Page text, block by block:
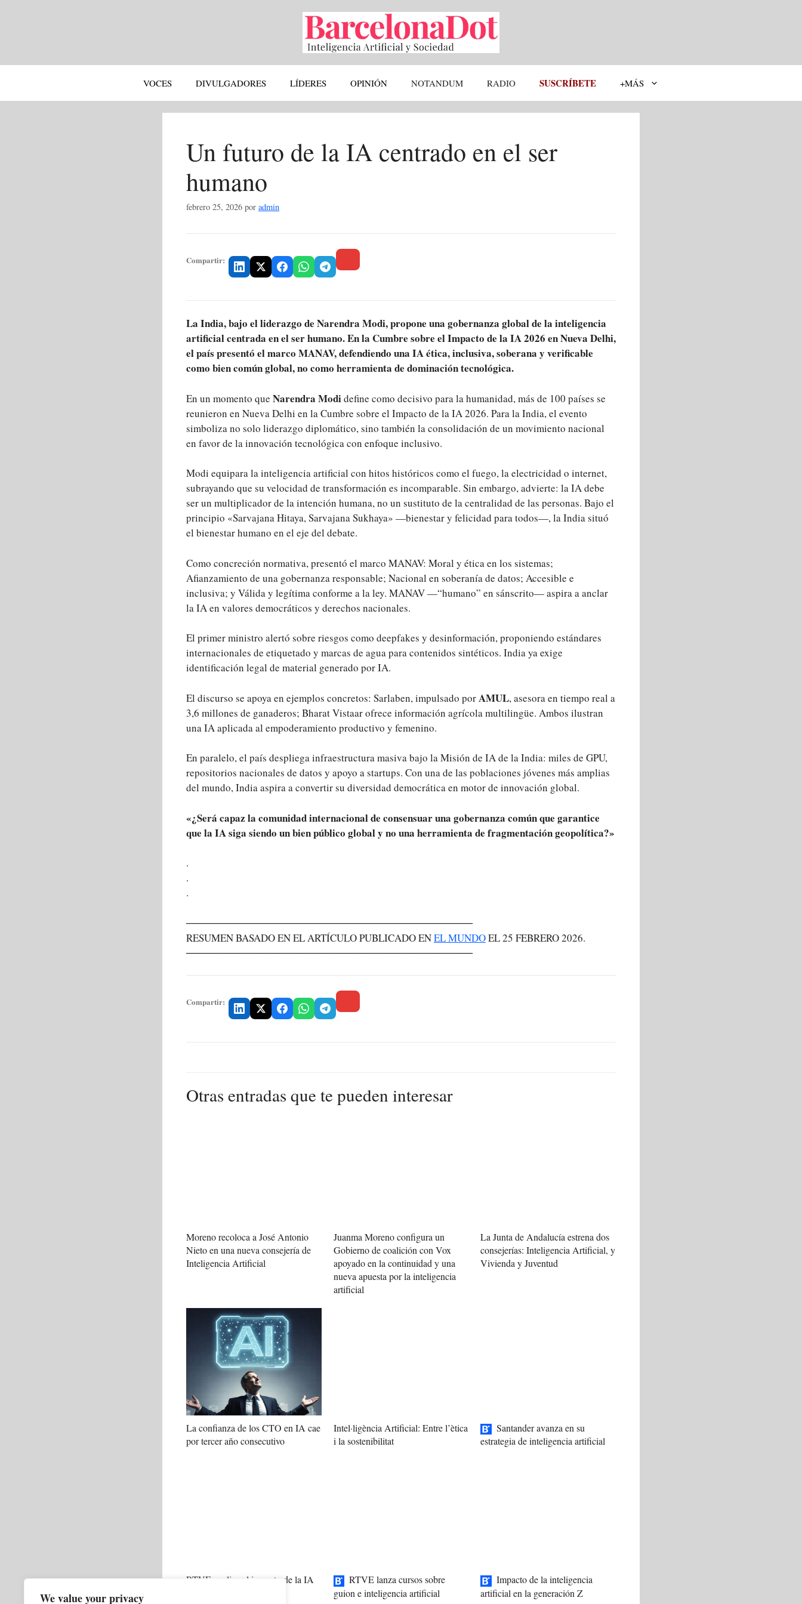
We value your privacy
VOCES DIVULGADORES LÍDERES OPINIÓN NOTANDUM RADIO SUSCRÍBETE +MÁS
Un futuro de la IA centrado en el ser
humano
febrero 25, 2026 por admin
Compartir:
La India, bajo el liderazgo de Narendra Modi, propone una gobernanza global de la inteligencia
artificial centrada en el ser humano. En la Cumbre sobre el Impacto de la IA 2026 en Nueva Delhi,
el país presentó el marco MANAV, defendiendo una IA ética, inclusiva, soberana y verificable
como bien común global, no como herramienta de dominación tecnológica.
En un momento que Narendra Modidefine como decisivo para la humanidad, más de 100 países se
reunieron en Nueva Delhi en la Cumbre sobre el Impacto de la IA 2026. Para la India, el evento
simboliza no solo liderazgo diplomático, sino también la consolidación de un movimiento nacional
en favor de la innovación tecnológica con enfoque inclusivo.
Modi equipara la inteligencia artificial con hitos históricos como el fuego, la electricidad o internet,
subrayando que su velocidad de transformación es incomparable. Sin embargo, advierte: la IA debe
ser un multiplicador de la intención humana, no un sustituto de la centralidad de las personas. Bajo el
principio «Sarvajana Hitaya, Sarvajana Sukhaya» —bienestar y felicidad para todos—, la India situó
el bienestar humano en el eje del debate.
Como concreción normativa, presentó el marco MANAV: Moral y ética en los sistemas;
Afianzamiento de una gobernanza responsable; Nacional en soberanía de datos; Accesible e
inclusiva; y Válida y legítima conforme a la ley. MANAV —“humano” en sánscrito— aspira a anclar
la IA en valores democráticos y derechos nacionales.
El primer ministro alertó sobre riesgos como deepfakes y desinformación, proponiendo estándares
internacionales de etiquetado y marcas de agua para contenidos sintéticos. India ya exige
identificación legal de material generado por IA.
El discurso se apoya en ejemplos concretos: Sarlaben, impulsado porAMUL, asesora en tiempo real a
3,6 millones de ganaderos; Bharat Vistaar ofrece información agrícola multilingüe. Ambos ilustran
una IA aplicada al empoderamiento productivo y femenino.
En paralelo, el país despliega infraestructura masiva bajo la Misión de IA de la India: miles de GPU,
repositorios nacionales de datos y apoyo a startups. Con una de las poblaciones jóvenes más amplias
del mundo, India aspira a convertir su diversidad democrática en motor de innovación global.
«¿Será capaz la comunidad internacional de consensuar una gobernanza común que garantice
que la IA siga siendo un bien público global y no una herramienta de fragmentación geopolítica?»
.
.
.
────────────────────────────────────────
RESUMEN BASADO EN EL ARTÍCULO PUBLICADO ENEL MUNDOEL 25 FEBRERO 2026.
────────────────────────────────────────
Compartir:
Otras entradas que te pueden interesar
Moreno recoloca a José Antonio
Nieto en una nueva consejería de
Inteligencia Artificial
Juanma Moreno configura un
Gobierno de coalición con Vox
apoyado en la continuidad y una
nueva apuesta por la inteligencia
artificial
La Junta de Andalucía estrena dos
consejerías: Inteligencia Artificial, y
Vivienda y Juventud
La confianza de los CTO en IA cae
por tercer año consecutivo
Intel·ligència Artificial: Entre l’ètica
i la sostenibilitat
Santander avanza en su
estrategia de inteligencia artificial
RTVE analiza el impacto de la IA
RTVE lanza cursos sobre
guion e inteligencia artificial
Impacto de la inteligencia
artificial en la generación Z